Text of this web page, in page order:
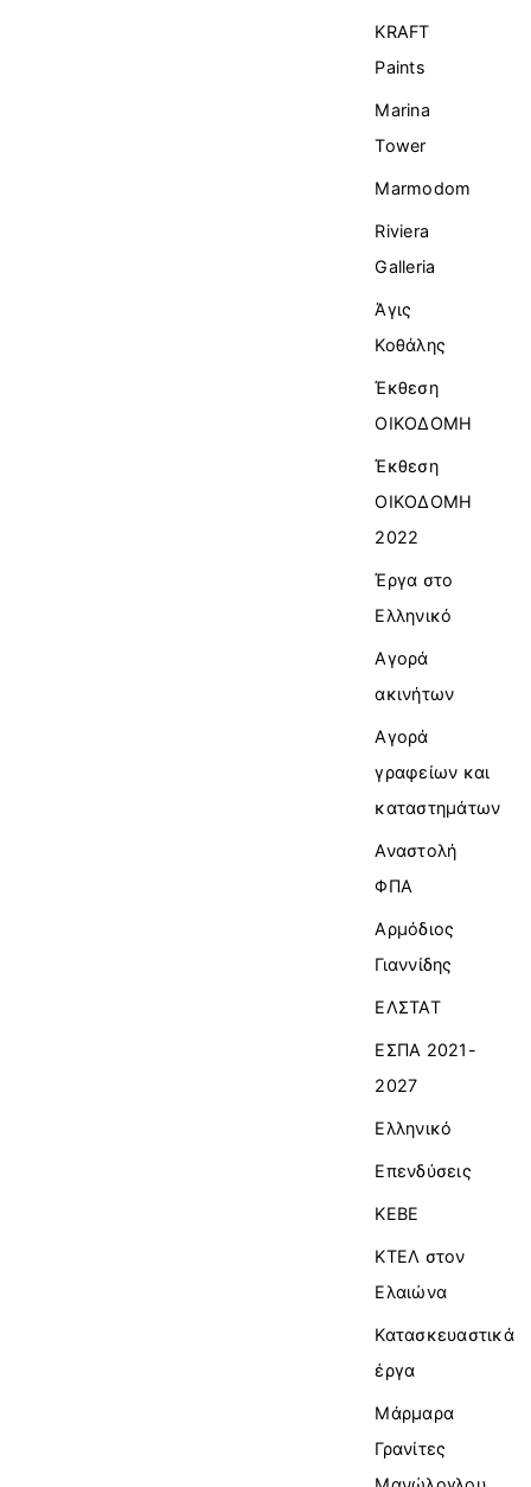
KRAFT
Paints
Marina
Tower
Marmodom
Riviera
Galleria
Άγις
Κοθάλης
Έκθεση
ΟΙΚΟΔΟΜΗ
Έκθεση
ΟΙΚΟΔΟΜΗ
2022
Έργα στο
Ελληνικό
Αγορά
ακινήτων
Αγορά
γραφείων και
καταστημάτων
Αναστολή
ΦΠΑ
Αρμόδιος
Γιαννίδης
ΕΛΣΤΑΤ
ΕΣΠΑ 2021-
2027
Ελληνικό
Επενδύσεις
ΚΕΒΕ
ΚΤΕΛ στον
Ελαιώνα
Κατασκευαστικά
έργα
Μάρμαρα
Γρανίτες